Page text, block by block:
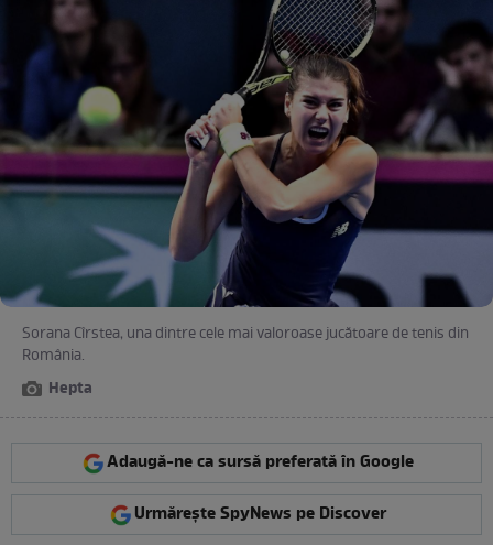
Sorana Cîrstea, una dintre cele mai valoroase jucătoare de tenis din
România.
Hepta
Adaugă-ne ca sursă preferată în Google
Urmărește SpyNews pe Discover